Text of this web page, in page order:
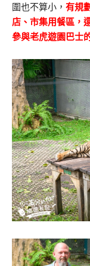
圍也不算小， 有規
店、市集用餐區，
參與老虎遊園巴士